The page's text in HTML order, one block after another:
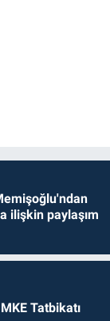
ilişkin paylaşım
Tatbikatı